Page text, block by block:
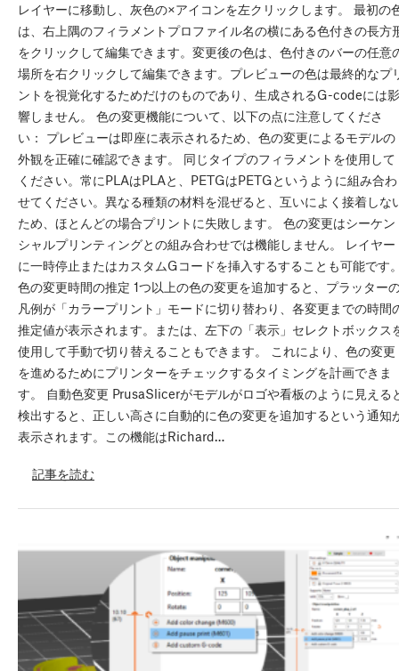
レイヤーに移動し、灰色の×アイコンを左クリックします。 最初の
は、右上隅のフィラメントプロファイル名の横にある色付きの長方
をクリックして編集できます。変更後の色は、色付きのバーの任意
場所を右クリックして編集できます。プレビューの色は最終的なプ
ントを視覚化するためだけのものであり、生成されるG-codeには影
響しません。 色の変更機能について、以下の点に注意してくださ
い： プレビューは即座に表示されるため、色の変更によるモデルの
外観を正確に確認できます。 同じタイプのフィラメントを使用して
ください。常にPLAはPLAと、PETGはPETGというように組み合わ
せてください。異なる種類の材料を混ぜると、互いによく接着しな
ため、ほとんどの場合プリントに失敗します。 色の変更はシーケン
シャルプリンティングとの組み合わせでは機能しません。 レイヤー
に一時停止またはカスタムGコードを挿入するすることも可能です
色の変更時間の推定 1つ以上の色の変更を追加すると、プラッター
凡例が「カラープリント」モードに切り替わり、各変更までの時間
推定値が表示されます。または、左下の「表示」セレクトボックス
使用して手動で切り替えることもできます。 これにより、色の変更
を進めるためにプリンターをチェックするタイミングを計画できま
す。 自動色変更 PrusaSlicerがモデルがロゴや看板のように見える
検出すると、正しい高さに自動的に色の変更を追加するという通知
表示されます。この機能はRichard…
記事を読む